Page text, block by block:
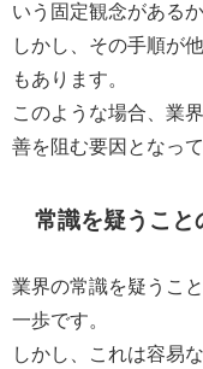
いう固定観念がある
しかし、その手順が
もあります。
このような場合、業
善を阻む要因となっ
常識を疑うこと
業界の常識を疑うこ
一歩です。
しかし、これは容易